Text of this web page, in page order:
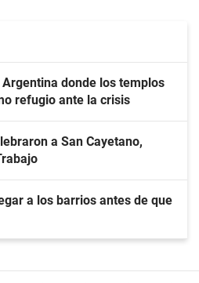
donde los templos
refugio ante la crisis
a San Cayetano,
a los barrios antes de que